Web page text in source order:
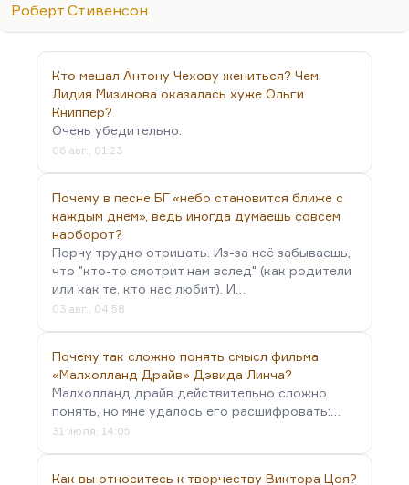
хотя написан в конце XIX. Знаете, есть как бы два
написанных почти одновременно, две великие
сказки — «Портрет Дориана Грея» Уайльда и
«Доктор Джекил и мистер Хайд» Стивенсона.
Хотя, по-моему, «Портрет Дориана Грея» —
гораздо слабее роман, чем маленькая
стивенсовская повесть.
И Уайльда, и Стивенсона в XX веке всё время
пытаются прочесть с позиций…
Роберт Стивенсон
Кто мешал Антону Чехову жениться? Чем
Лидия Мизинова оказалась хуже Ольги
Книппер?
Очень убедительно.
06 авг., 01:23
Почему в песне БГ «небо становится ближе с
каждым днем», ведь иногда думаешь совсем
наоборот?
Порчу трудно отрицать. Из-за неё забываешь,
что "кто-то смотрит нам вслед" (как родители
или как те, кто нас любит). И…
03 авг., 04:58
Почему так сложно понять смысл фильма
«Малхолланд Драйв» Дэвида Линча?
Малхолланд драйв действительно сложно
понять, но мне удалось его расшифровать:…
31 июля, 14:05
Как вы относитесь к творчеству Виктора Цоя?